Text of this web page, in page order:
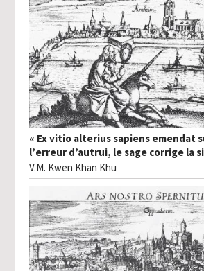
« Ex vitio alterius sapiens emendat
l’erreur d’autrui, le sage corrige la
V.M. Kwen Khan Khu